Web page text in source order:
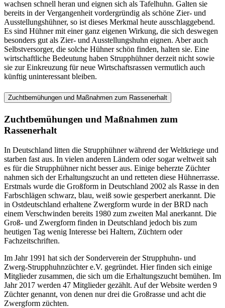
wachsen schnell heran und eignen sich als Tafelhuhn. Galten sie
bereits in der Vergangenheit vordergründig als schöne Zier- und
Ausstellungshühner, so ist dieses Merkmal heute ausschlaggebend.
Es sind Hühner mit einer ganz eigenen Wirkung, die sich deswegen
besonders gut als Zier- und Ausstellungshuhn eignen. Aber auch
Selbstversorger, die solche Hühner schön finden, halten sie. Eine
wirtschaftliche Bedeutung haben Strupphühner derzeit nicht sowie
sie zur Einkreuzung für neue Wirtschaftsrassen vermutlich auch
künftig uninteressant bleiben.
Zuchtbemühungen und Maßnahmen zum Rassenerhalt
Zuchtbemühungen und Maßnahmen zum
Rassenerhalt
In Deutschland litten die Strupphühner während der Weltkriege und
starben fast aus. In vielen anderen Ländern oder sogar weltweit sah
es für die Strupphühner nicht besser aus. Einige beherzte Züchter
nahmen sich der Erhaltungszucht an und retteten diese Hühnerrasse.
Erstmals wurde die Großform in Deutschland 2002 als Rasse in den
Farbschlägen schwarz, blau, weiß sowie gesperbert anerkannt. Die
in Ostdeutschland erhaltene Zwergform wurde in der BRD nach
einem Verschwinden bereits 1980 zum zweiten Mal anerkannt. Die
Groß- und Zwergform finden in Deutschland jedoch bis zum
heutigen Tag wenig Interesse bei Haltern, Züchtern oder
Fachzeitschriften.
Im Jahr 1991 hat sich der Sonderverein der Strupphuhn- und
Zwerg-Strupphuhnzüchter e.V. gegründet. Hier finden sich einige
Mitglieder zusammen, die sich um die Erhaltungszucht bemühen. Im
Jahr 2017 werden 47 Mitglieder gezählt. Auf der Website werden 9
Züchter genannt, von denen nur drei die Großrasse und acht die
Zwergform züchten.